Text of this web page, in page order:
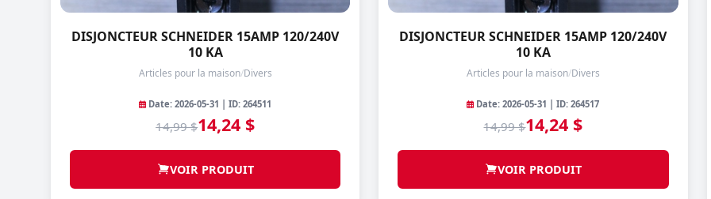
DISJONCTEUR SCHNEIDER 15AMP 120/240V
10 KA
Articles pour la maison/Divers
Date: 2026-05-31 | ID: 264511
14,99 $14,24 $
VOIR PRODUIT
DISJONCTEUR SCHNEIDER 15AMP 120/240V
10 KA
Articles pour la maison/Divers
Date: 2026-05-31 | ID: 264517
14,99 $14,24 $
VOIR PRODUIT